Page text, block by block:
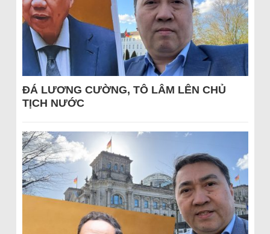
ĐÁ LƯƠNG CƯỜNG, TÔ LÂM LÊN CHỦ
TỊCH NƯỚC